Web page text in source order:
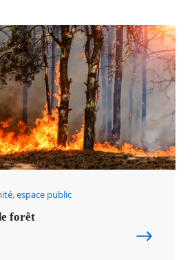
espace public
forêt